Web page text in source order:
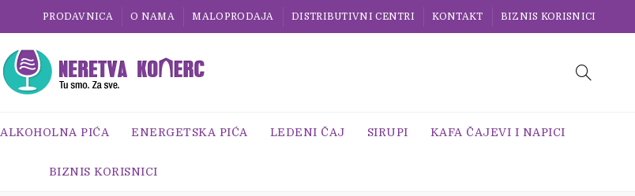
PRODAVNICA O NAMA MALOPRODAJA DISTRIBUTIVNI CENTRI KONTAKT BIZNIS KORISNICI
ALKOHOLNA PIĆA ENERGETSKA PIĆA LEDENI ČAJ SIRUPI KAFA ČAJEVI I NAPICI
BIZNIS KORISNICI